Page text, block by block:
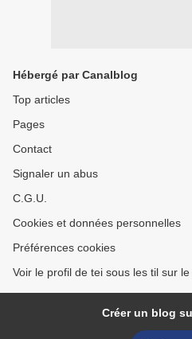
Hébergé par Canalblog
Top articles
Pages
Contact
Signaler un abus
C.G.U.
Cookies et données personnelles
Préférences cookies
Voir le profil de tei sous les til sur
Créer un blog